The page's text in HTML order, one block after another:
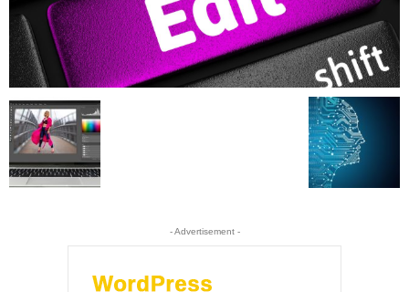
- Advertisement -